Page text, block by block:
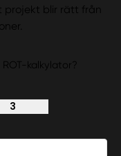
projekt blir rätt från
kalkylator?
3